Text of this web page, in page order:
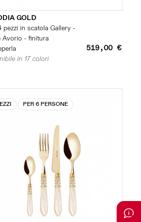
GOLD
pezzi in scatola Gallery -
Avorio - finitura
519,00 €
in 17 colori
PER 6 PERSONE